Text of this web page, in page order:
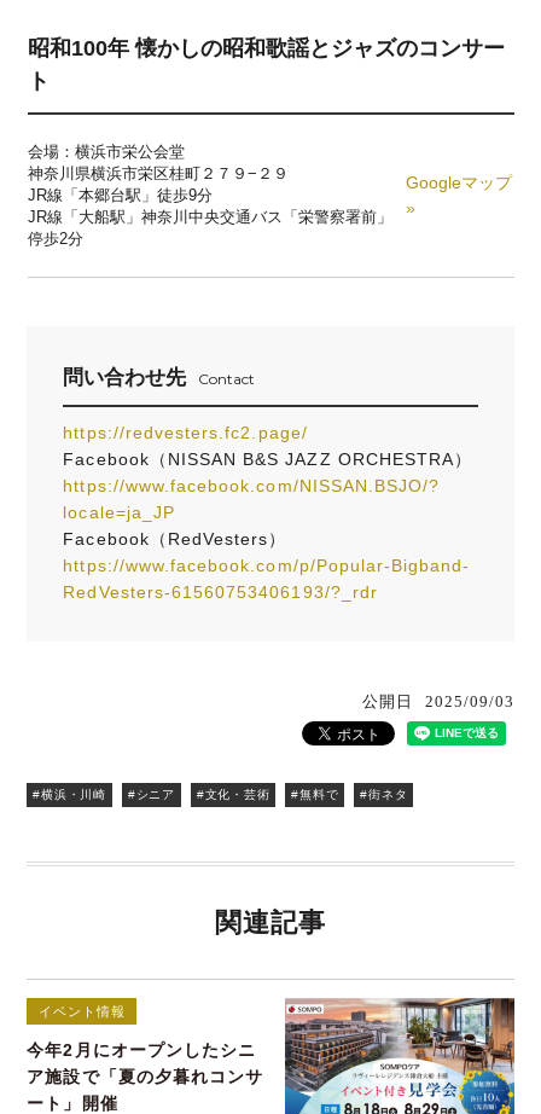
昭和100年 懐かしの昭和歌謡とジャズのコンサー
ト
会場：横浜市栄公会堂
神奈川県横浜市栄区桂町２７９−２９
JR線「本郷台駅」徒歩9分
JR線「大船駅」神奈川中央交通バス「栄警察署前」
停歩2分
Googleマップ
»
問い合わせ先 Contact
https://redvesters.fc2.page/
Facebook（NISSAN B&S JAZZ ORCHESTRA）
https://www.facebook.com/NISSAN.BSJO/?
locale=ja_JP
Facebook（RedVesters）
https://www.facebook.com/p/Popular-Bigband-
RedVesters-61560753406193/?_rdr
公開日 2025/09/03
#横浜・川崎 #シニア #文化・芸術 #無料で #街ネタ
関連記事
イベント情報
今年2月にオープンしたシニ
ア施設で「夏の夕暮れコンサ
ート」開催